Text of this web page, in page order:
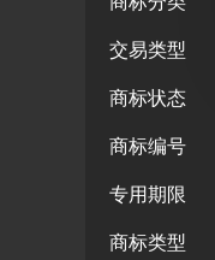
交易类型
商标状态
商标编号
专用期限
商标类型